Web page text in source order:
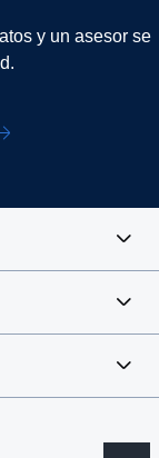
y un asesor se